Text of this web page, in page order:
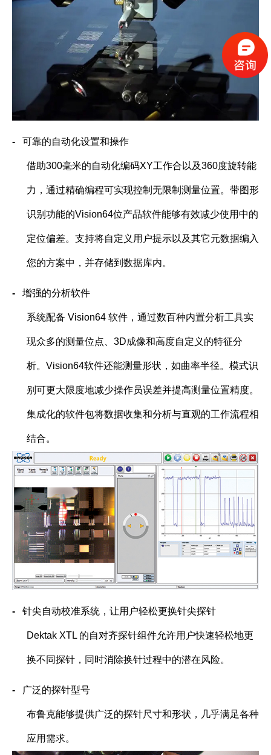
- 可靠的自动化设置和操作
借助300毫米的自动化编码XY工作合以及360度旋转能
力，通过精确编程可实现控制无限制测量位置。带图形
识别功能的Vision64位产品软件能够有效减少使用中的
定位偏差。支持将自定义用户提示以及其它元数据编入
您的方案中，并存储到数据库内。
- 增强的分析软件
系统配备 Vision64 软件，通过数百种内置分析工具实
现众多的测量位点、 3D成像和高度自定义的特征分
析。 Vision64软件还能测量形状，如曲率半径。模式识
别可更大限度地减少操作员误差并提高测量位置精度。
集成化的软件包将数据收集和分析与直观的工作流程相
结合。
- 针尖自动校准系统，让用户轻松更换针尖探针
Dektak XTL 的自对齐探针组件允许用户快速轻松地更
换不同探针，同时消除换针过程中的潜在风险。
- 广泛的探针型号
布鲁克能够提供广泛的探针尺寸和形状，几乎满足各种
应用需求。